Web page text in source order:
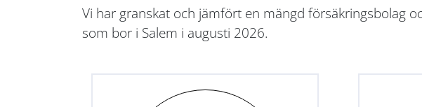
Vi har granskat och jämfört en mängd försäkringsbolag
som bor i Salem i augusti 2026.